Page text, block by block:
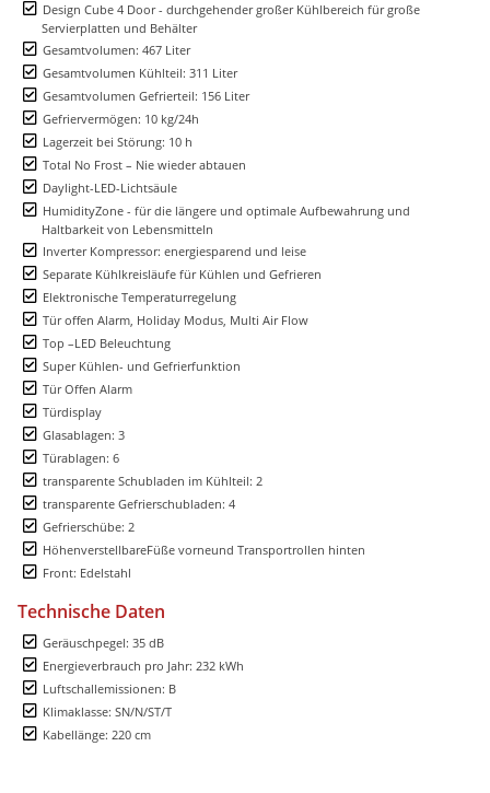
Design Cube 4 Door - durchgehender großer Kühlbereich für große
Servierplatten und Behälter
Gesamtvolumen: 467 Liter
Gesamtvolumen Kühlteil: 311 Liter
Gesamtvolumen Gefrierteil: 156 Liter
Gefriervermögen: 10 kg/24h
Lagerzeit bei Störung: 10 h
Total No Frost – Nie wieder abtauen
Daylight-LED-Lichtsäule
HumidityZone - für die längere und optimale Aufbewahrung und
Haltbarkeit von Lebensmitteln
Inverter Kompressor: energiesparend und leise
Separate Kühlkreisläufe für Kühlen und Gefrieren
Elektronische Temperaturregelung
Tür offen Alarm, Holiday Modus, Multi Air Flow
Top –LED Beleuchtung
Super Kühlen- und Gefrierfunktion
Tür Offen Alarm
Türdisplay
Glasablagen: 3
Türablagen: 6
transparente Schubladen im Kühlteil: 2
transparente Gefrierschubladen: 4
Gefrierschübe: 2
HöhenverstellbareFüße vorneund Transportrollen hinten
Front: Edelstahl
Technische Daten
Geräuschpegel: 35 dB
Energieverbrauch pro Jahr: 232 kWh
Luftschallemissionen: B
Klimaklasse: SN/N/ST/T
Kabellänge: 220 cm